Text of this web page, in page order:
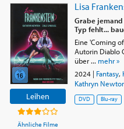
Leihen
Ähnliche Filme
Lisa
Grabe
Typ fehlt...
Eine 'Coming
Autorin Diablo
über ... mehr »
2024| Fantasy,
Kathryn
DVD Blu-ray